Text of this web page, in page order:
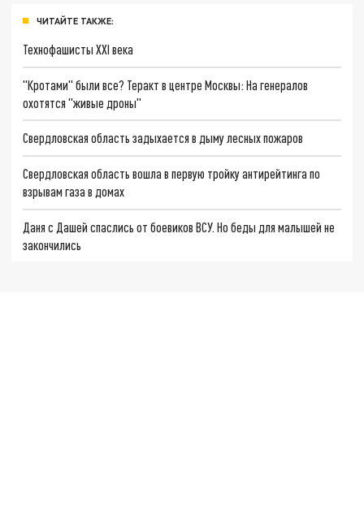
ЧИТАЙТЕ ТАКЖЕ:
Технофашисты XXI века
"Кротами" были все? Теракт в центре Москвы: На генералов
охотятся "живые дроны"
Свердловская область задыхается в дыму лесных пожаров
Свердловская область вошла в первую тройку антирейтинга по
взрывам газа в домах
Даня с Дашей спаслись от боевиков ВСУ. Но беды для малышей не
закончились